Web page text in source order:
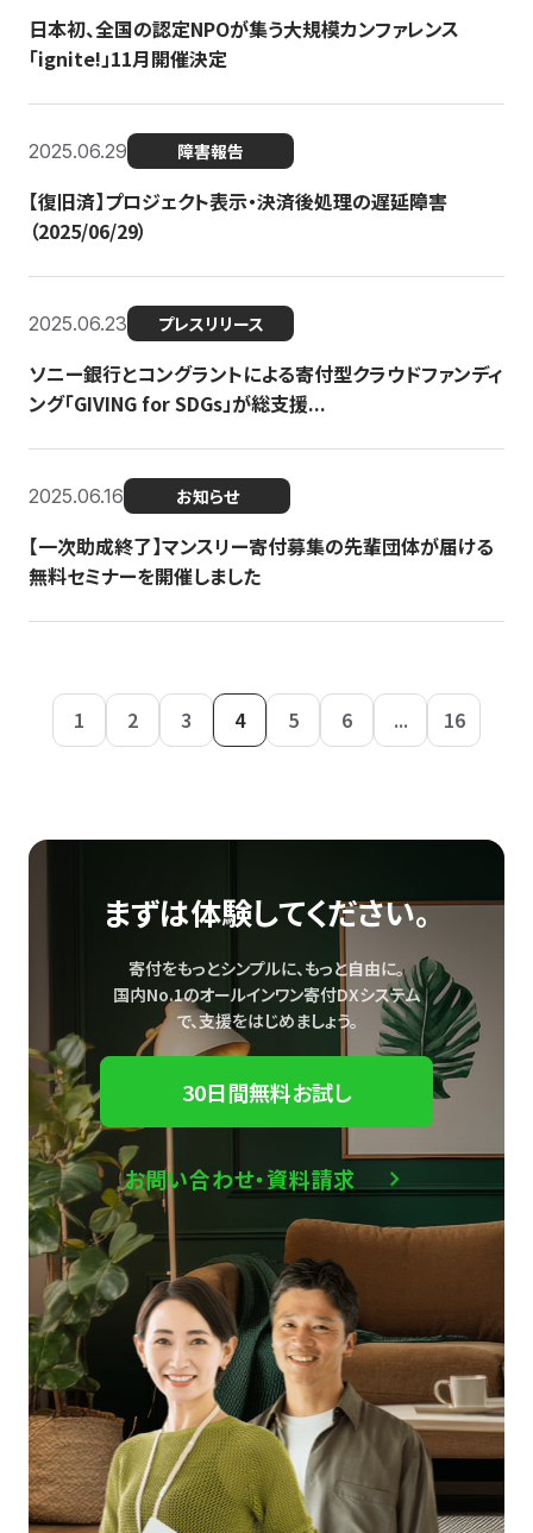
日本初、全国の認定NPOが集う大規模カンファレンス
「ignite!」11月開催決定
2025.06.29 障害報告
【復旧済】プロジェクト表示・決済後処理の遅延障害
（2025/06/29）
2025.06.23 プレスリリース
ソニー銀行とコングラントによる寄付型クラウドファンディ
ング「GIVING for SDGs」が総支援...
2025.06.16 お知らせ
【一次助成終了】マンスリー寄付募集の先輩団体が届ける
無料セミナーを開催しました
1 2 3 4 5 6 ... 16
まずは体験してください。
寄付をもっとシンプルに、もっと自由に。
国内No.1のオールインワン寄付DXシステム
で、支援をはじめましょう。
30日間無料お試し
お問い合わせ・資料請求